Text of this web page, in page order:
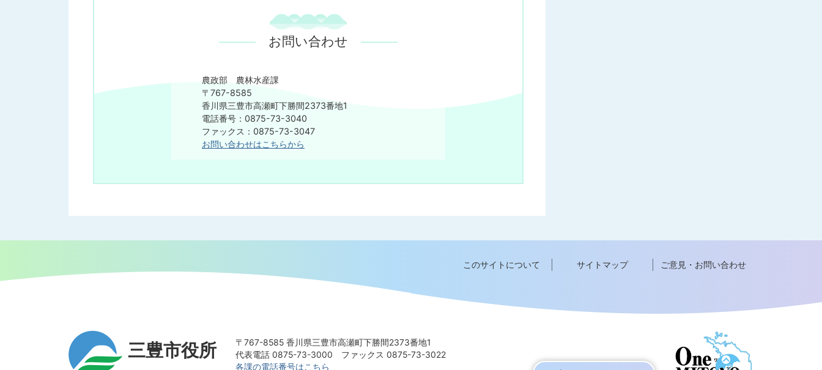
お問い合わせ
農政部 農林水産課
〒767-8585
香川県三豊市高瀬町下勝間2373番地1
電話番号：0875-73-3040
​​​​​​​ファックス：0875-73-3047
お問い合わせはこちらから
ペ
このサイトについて サイトマップ ご意見・お問い合わせ
三豊市役所
〒767-8585 香川県三豊市高瀬町下勝間2373番地1
代表電話 0875-73-3000 ファックス 0875-73-3022
各課の電話番号はこちら